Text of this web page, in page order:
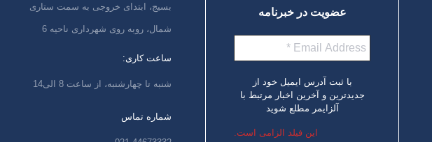
عضویت در خبرنامه
با ثبت آدرس ایمیل خود از
جدیدترین و آخرین اخبار مرتبط با
آلزایمر مطلع شوید
این فیلد الزامی است.
بسیج، ابتدای خروجی به سمت ستاری
شمال، روبه روی شهرداری ناحیه 6
ساعت کاری:
شنبه تا چهارشنبه، از ساعت 8 الی14
شماره تماس